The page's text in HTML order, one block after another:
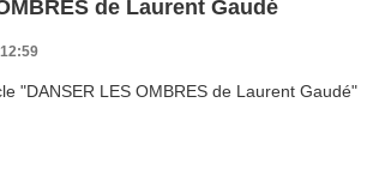
de Laurent Gaudé